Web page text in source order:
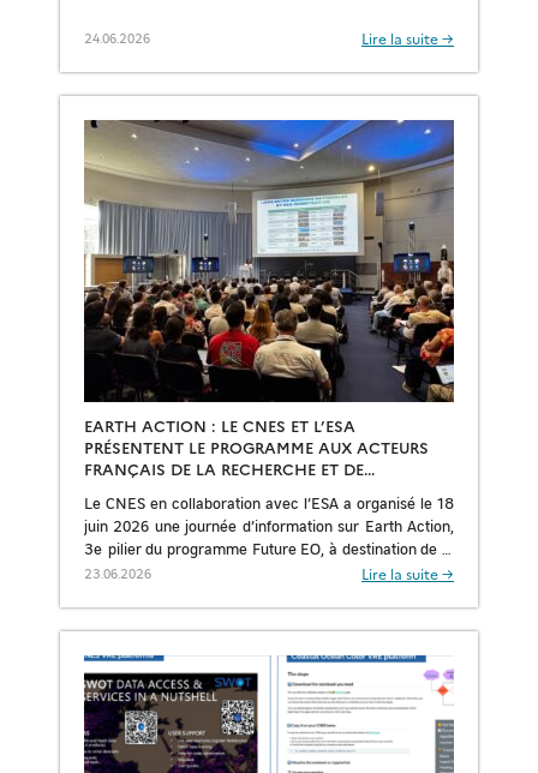
CNES […]
24.06.2026 Lire la suite →
EARTH ACTION : LE CNES ET L’ESA
PRÉSENTENT LE PROGRAMME AUX ACTEURS
FRANÇAIS DE LA RECHERCHE ET DE
Le CNES en collaboration avec l’ESA a organisé le 18
juin 2026 une journée d’information sur Earth Action,
3e pilier du programme Future EO, à destination de la
communauté scientifique et […]
23.06.2026 Lire la suite →